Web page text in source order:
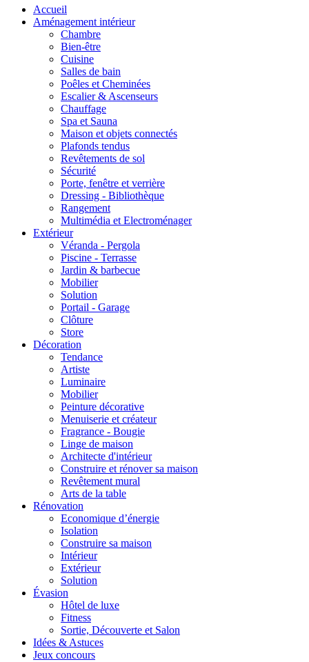
Accueil
Aménagement intérieur
Chambre
Bien-être
Cuisine
Salles de bain
Poêles et Cheminées
Escalier & Ascenseurs
Chauffage
Spa et Sauna
Maison et objets connectés
Plafonds tendus
Revêtements de sol
Sécurité
Porte, fenêtre et verrière
Dressing - Bibliothèque
Rangement
Multimédia et Electroménager
Extérieur
Véranda - Pergola
Piscine - Terrasse
Jardin & barbecue
Mobilier
Solution
Portail - Garage
Clôture
Store
Décoration
Tendance
Artiste
Luminaire
Mobilier
Peinture décorative
Menuiserie et créateur
Fragrance - Bougie
Linge de maison
Architecte d'intérieur
Construire et rénover sa maison
Revêtement mural
Arts de la table
Rénovation
Economique d’énergie
Isolation
Construire sa maison
Intérieur
Extérieur
Solution
Évasion
Hôtel de luxe
Fitness
Sortie, Découverte et Salon
Idées & Astuces
Jeux concours